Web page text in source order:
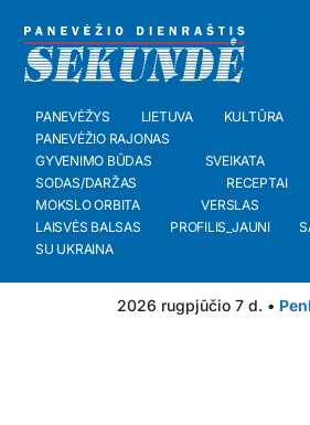
PANEVĖŽYS LIETUVA KULTŪRA
PANEVĖŽIO RAJONAS
GYVENIMO BŪDAS
SVEIKATA
SODAS/DARŽAS
RECEPTAI
MOKSLO ORBITA
VERSLAS
LAISVĖS BALSAS
PROFILIS_JAUNI
SU UKRAINA
2026 rugpjūčio 7 d. •